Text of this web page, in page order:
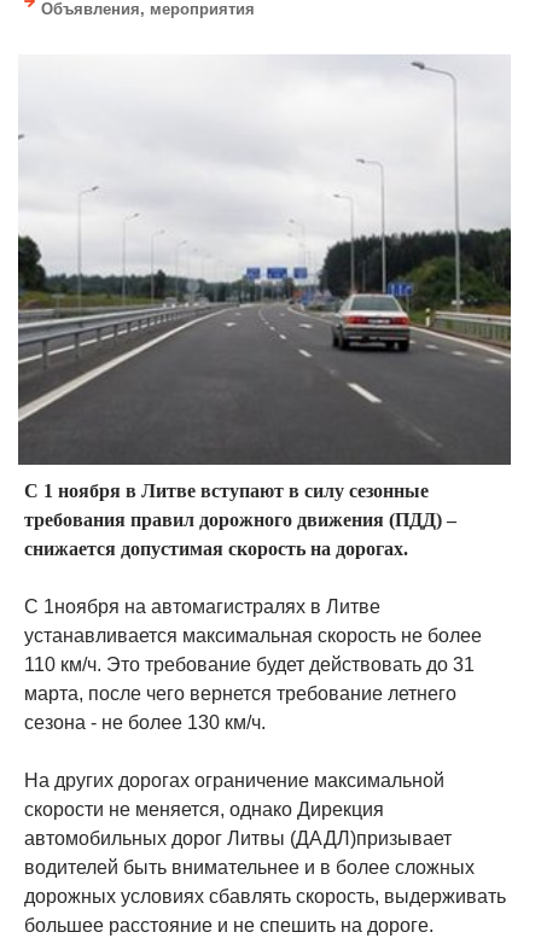
Объявления, мероприятия
С 1 ноября в Литве вступают в силу сезонные
требования правил дорожного движения (ПДД) –
снижается допустимая скорость на дорогах.
С 1ноября на автомагистралях в Литве
устанавливается максимальная скорость не более
110 км/ч. Это требование будет действовать до 31
марта, после чего вернется требование летнего
сезона - не более 130 км/ч.
На других дорогах ограничение максимальной
скорости не меняется, однако Дирекция
автомобильных дорог Литвы (ДАДЛ)призывает
водителей быть внимательнее и в более сложных
дорожных условиях сбавлять скорость, выдерживать
большее расстояние и не спешить на дороге.